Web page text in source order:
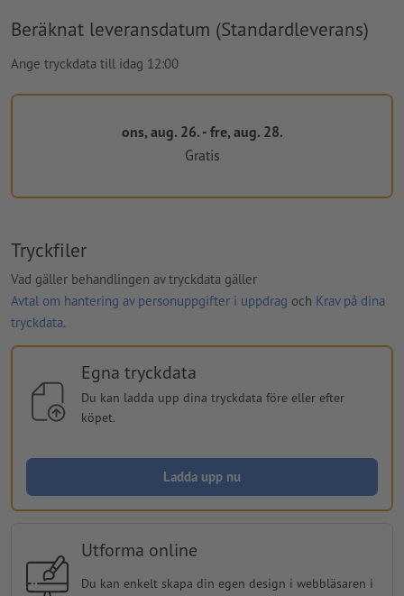
Beräknat leveransdatum (Standardleverans)
Ange tryckdata till idag 12:00
ons, aug. 26. - fre, aug. 28.
Gratis
Tryckfiler
Vad gäller behandlingen av tryckdata gäller
Avtal om hantering av personuppgifter i uppdrag och Krav på dina
tryckdata.
Egna tryckdata
Du kan ladda upp dina tryckdata före eller efter
köpet.
Ladda upp nu
Utforma online
Du kan enkelt skapa din egen design i webbläsaren i